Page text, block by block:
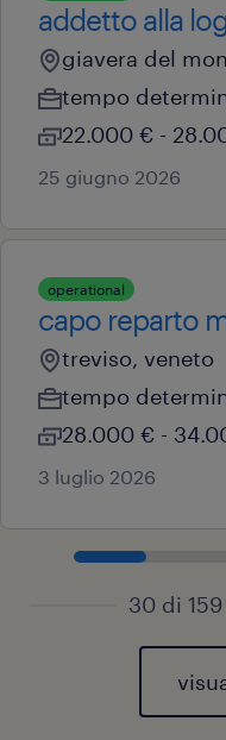
addetto alla
giavera del
tempo
22.000 € -
25 giugno 2026
operational
capo reparto
treviso, veneto
tempo
28.000 € -
3 luglio 2026
30 di